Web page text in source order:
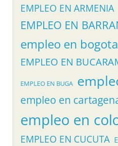
EMPLEO EN ARMENIA
EMPLEO EN
empleo en bogota
EMPLEO EN
EMPLEO EN BUGA
empleo en
empleo en
EMPLEO EN CUCUTA